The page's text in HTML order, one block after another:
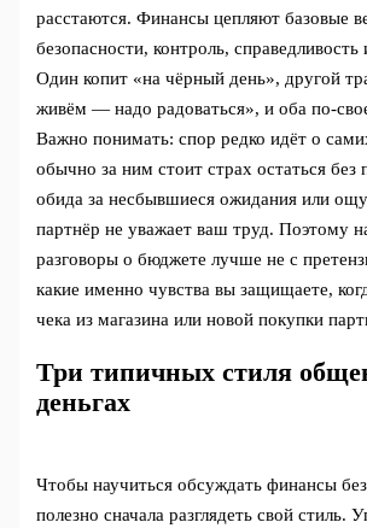
расстаются. Финансы цепляют базовые
безопасности, контроль,
Один копит «на чёрный день», другой
живём — надо радоваться», и оба
Важно понимать: спор редко идёт о
обычно за ним стоит страх остаться без
обида за несбывшиеся ожидания или
партнёр не уважает ваш труд. Поэтому
разговоры о бюджете лучше не с
какие именно чувства вы защищаете,
чека из магазина или новой покупки
Три типичных стиля
деньгах
Чтобы научиться обсуждать финансы
полезно сначала разглядеть свой